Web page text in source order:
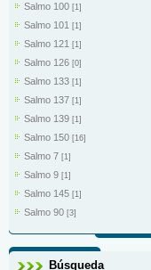
Salmo 100 [1]
Salmo 101 [1]
Salmo 121 [1]
Salmo 126 [0]
Salmo 133 [1]
Salmo 137 [1]
Salmo 139 [1]
Salmo 150 [16]
Salmo 7 [1]
Salmo 9 [1]
Salmo 145 [1]
Salmo 90 [3]
Búsqueda